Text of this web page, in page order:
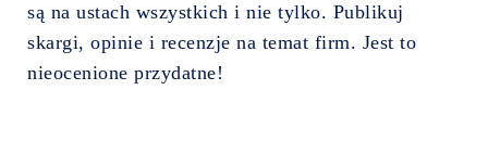
są na ustach wszystkich i nie tylko. Publikuj
skargi, opinie i recenzje na temat firm. Jest to
nieocenione przydatne!